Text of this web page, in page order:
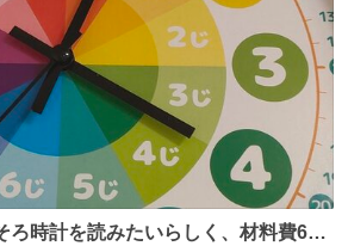
ろ時計を読みたいらしく、材料費600